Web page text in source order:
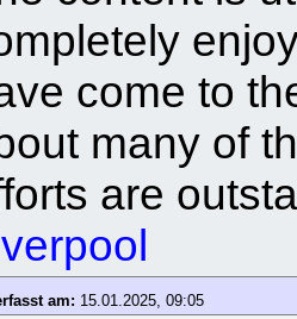
come to
many of
are
am: 15.01.2025, 09:05